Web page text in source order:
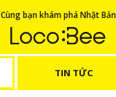
Cùng bạn khám phá Nhật Bản
TIN TỨC